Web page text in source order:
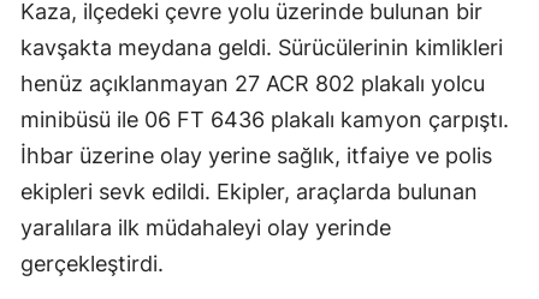
İzmir
Kars
Kastamonu
Kayseri
Kırklareli
Kaza, ilçedeki çevre yolu üzerinde bulunan bir
kavşakta meydana geldi. Sürücülerinin kimlikleri
henüz açıklanmayan 27 ACR 802 plakalı yolcu
minibüsü ile 06 FT 6436 plakalı kamyon çarpıştı.
İhbar üzerine olay yerine sağlık, itfaiye ve polis
ekipleri sevk edildi. Ekipler, araçlarda bulunan
yaralılara ilk müdahaleyi olay yerinde
gerçekleştirdi.